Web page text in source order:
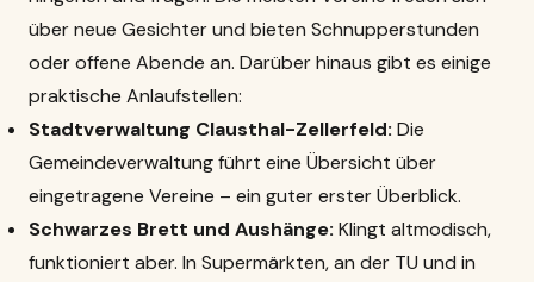
über neue Gesichter und bieten Schnupperstunden
oder offene Abende an. Darüber hinaus gibt es einige
praktische Anlaufstellen:
Stadtverwaltung Clausthal-Zellerfeld: Die
Gemeindeverwaltung führt eine Übersicht über
eingetragene Vereine – ein guter erster Überblick.
Schwarzes Brett und Aushänge: Klingt altmodisch,
funktioniert aber. In Supermärkten, an der TU und in